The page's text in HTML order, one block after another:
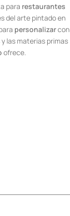
para restaurantes
del arte pintado en
personalizarcon
las materias primas
ofrece.